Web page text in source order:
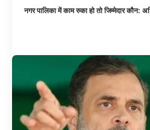
नगर पालिका में काम रुका हो तो जिम्मेदार कौन: